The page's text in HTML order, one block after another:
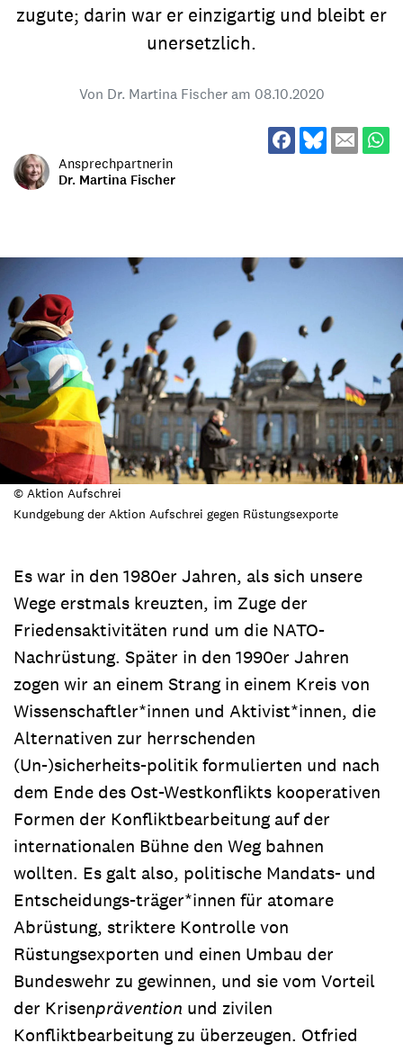
zugute; darin war er einzigartig und bleibt er
unersetzlich.
Von Dr. Martina Fischer am 08.10.2020
Ansprechpartnerin
Dr. Martina Fischer
© Aktion Aufschrei
Kundgebung der Aktion Aufschrei gegen Rüstungsexporte
Es war in den 1980er Jahren, als sich unsere
Wege erstmals kreuzten, im Zuge der
Friedensaktivitäten rund um die NATO-
Nachrüstung. Später in den 1990er Jahren
zogen wir an einem Strang in einem Kreis von
Wissenschaftler*innen und Aktivist*innen, die
Alternativen zur herrschenden
(Un-)sicherheits-politik formulierten und nach
dem Ende des Ost-Westkonflikts kooperativen
Formen der Konfliktbearbeitung auf der
internationalen Bühne den Weg bahnen
wollten. Es galt also, politische Mandats- und
Entscheidungs-träger*innen für atomare
Abrüstung, striktere Kontrolle von
Rüstungsexporten und einen Umbau der
Bundeswehr zu gewinnen, und sie vom Vorteil
der Krisenprävention und zivilen
Konfliktbearbeitung zu überzeugen. Otfried